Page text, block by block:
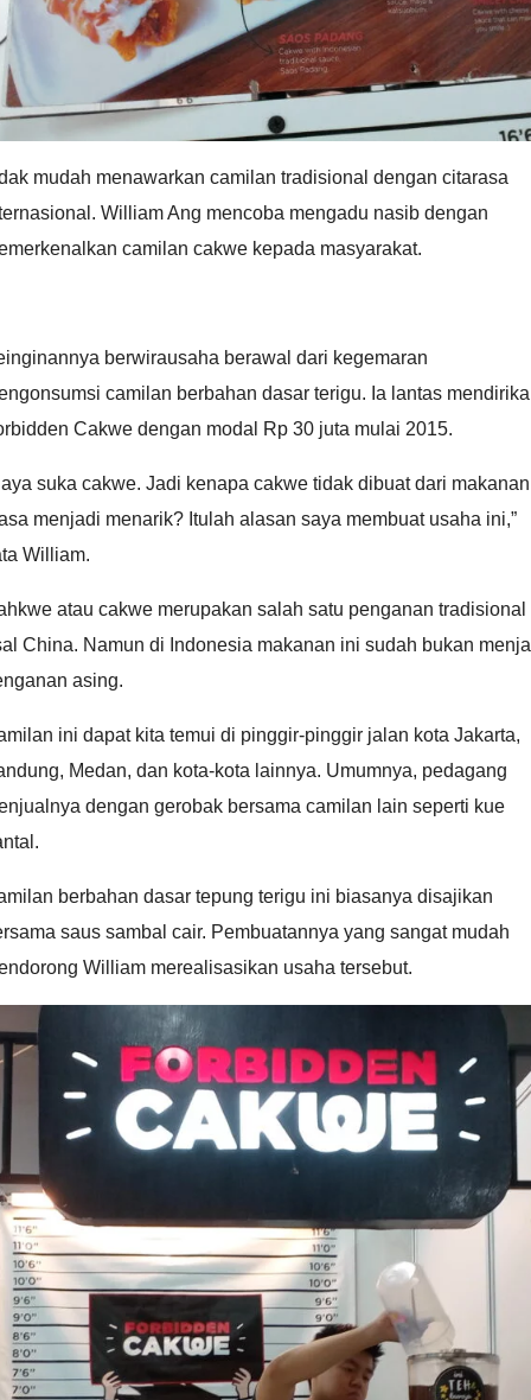
mudah ​menawarkan camilan tradisional dengan citarasa
William Ang mencoba mengadu nasib dengan
camilan cakwe kepada masyarakat.
berwirausaha berawal dari kegemaran
camilan berbahan dasar terigu. Ia lantas
Cakwe dengan modal Rp 30 juta mulai 2015.
suka cakwe. Jadi kenapa cakwe tidak dibuat dari makanan
menjadi menarik? Itulah alasan saya membuat usaha ini,”
William.
atau cakwe merupakan salah satu penganan tradisional
China. Namun di Indonesia makanan ini sudah bukan
asing.
ini dapat kita temui di pinggir-pinggir jalan kota Jakarta,
Medan, dan kota-kota lainnya. Umumnya, pedagang
dengan gerobak bersama camilan lain seperti kue
berbahan dasar tepung terigu ini biasanya disajikan
saus sambal cair. Pembuatannya yang sangat mudah
William merealisasikan usaha tersebut.